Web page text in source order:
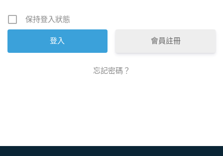
保持登入狀態
會員註冊
忘記密碼？